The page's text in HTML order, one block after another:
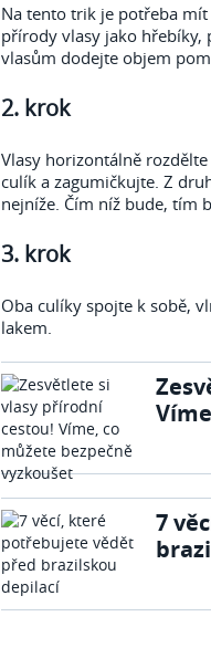
Na tento trik je potřeba
přírody vlasy jako hřebíky,
vlasům dodejte objem
2. krok
Vlasy horizontálně
culík a zagumičkujte. Z
nejníže. Čím níž bude, tím
3. krok
Oba culíky spojte k sobě,
lakem.
7